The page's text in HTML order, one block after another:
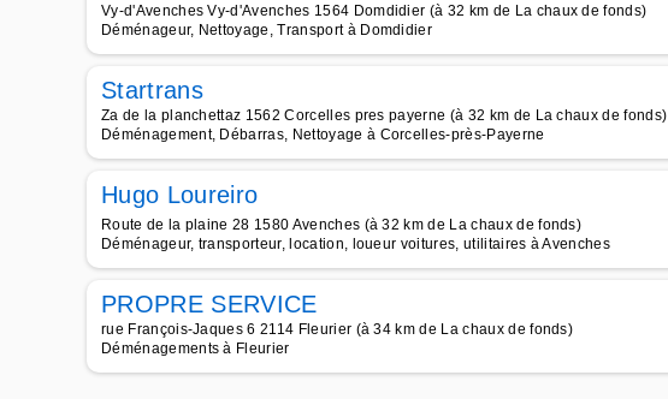
Vy-d'Avenches Vy-d'Avenches 1564 Domdidier (à 32 km de La chaux de fonds)
Déménageur, Nettoyage, Transport à Domdidier
Startrans
Za de la planchettaz 1562 Corcelles pres payerne (à 32 km de La chaux de fonds)
Déménagement, Débarras, Nettoyage à Corcelles-près-Payerne
Hugo Loureiro
Route de la plaine 28 1580 Avenches (à 32 km de La chaux de fonds)
Déménageur, transporteur, location, loueur voitures, utilitaires à Avenches
PROPRE SERVICE
rue François-Jaques 6 2114 Fleurier (à 34 km de La chaux de fonds)
Déménagements à Fleurier